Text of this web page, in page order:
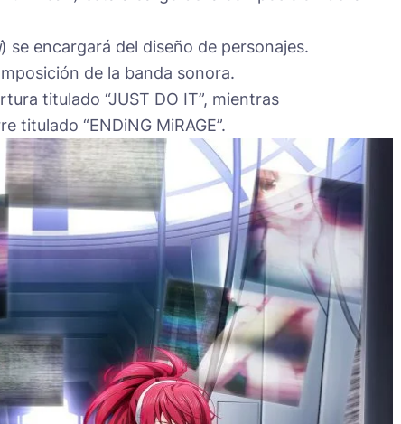
) se encargará del diseño de personajes.
de la banda sonora.
titulado “JUST DO IT”, mientras
titulado “ENDiNG MiRAGE”.